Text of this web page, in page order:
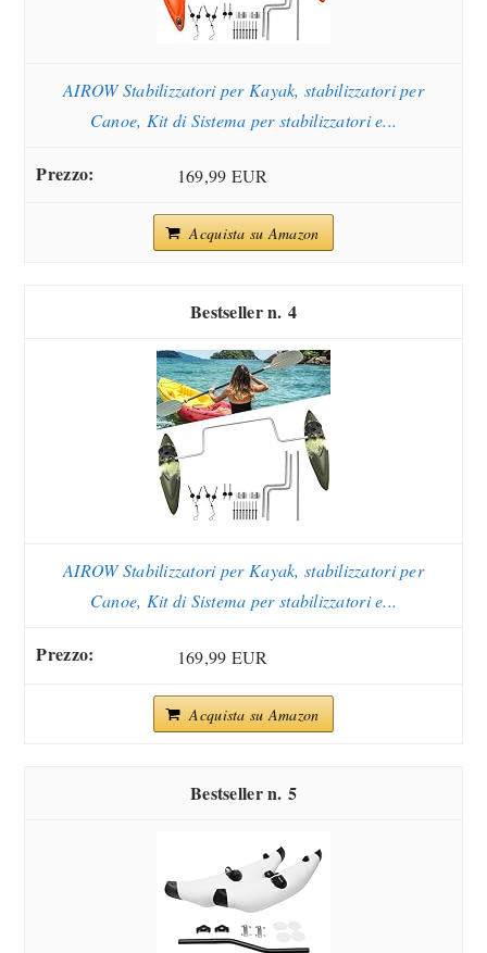
AIROW Stabilizzatori per Kayak, stabilizzatori per
Canoe, Kit di Sistema per stabilizzatori e...
169,99 EUR
Acquista su Amazon
4
AIROW Stabilizzatori per Kayak, stabilizzatori per
Canoe, Kit di Sistema per stabilizzatori e...
169,99 EUR
Acquista su Amazon
5